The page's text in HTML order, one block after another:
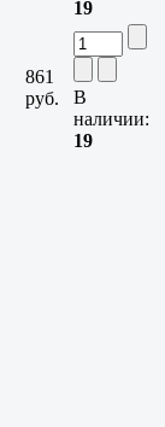
19
861
руб.
В
наличии:
19